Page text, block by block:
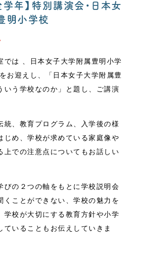
年】特別講演会・日本女
明小学校
では 、日本女子大学附属豊明小学
お迎えし、「日本女子大学附属豊
いう学校なのか」と題し、ご講演
統、教育プログラム、入学後の様
じめ、学校が求めている家庭像や
上での注意点についてもお話しい
びの２つの軸をもとに学校説明会
くことができない、学校の魅力を
学校が大切にする教育方針や小学
ていることもお伝えしていきま